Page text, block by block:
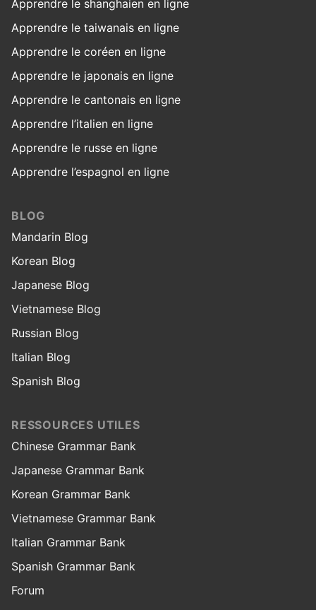
Apprendre le shanghaien en ligne
Apprendre le taiwanais en ligne
Apprendre le coréen en ligne
Apprendre le japonais en ligne
Apprendre le cantonais en ligne
Apprendre l’italien en ligne
Apprendre le russe en ligne
Apprendre l’espagnol en ligne
BLOG
Mandarin Blog
Korean Blog
Japanese Blog
Vietnamese Blog
Russian Blog
Italian Blog
Spanish Blog
RESSOURCES UTILES
Chinese Grammar Bank
Japanese Grammar Bank
Korean Grammar Bank
Vietnamese Grammar Bank
Italian Grammar Bank
Spanish Grammar Bank
Forum